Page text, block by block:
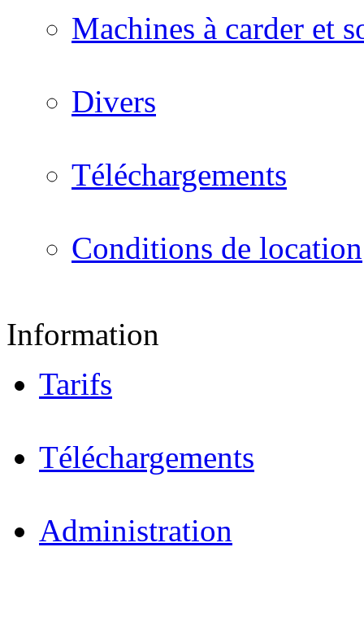
Machines à carder et
Divers
Téléchargements
Conditions de location
Information
Tarifs
Téléchargements
Administration